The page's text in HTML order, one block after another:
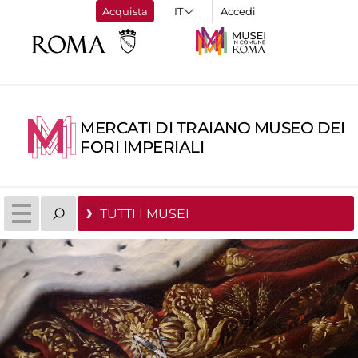
Acquista Accedi
MERCATI DI TRAIANO MUSEO DEI
FORI IMPERIALI
TUTTI I MUSEI